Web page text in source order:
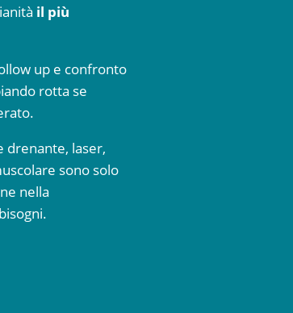
il più
up e confronto
rotta se
drenante, laser,
sono solo
nella